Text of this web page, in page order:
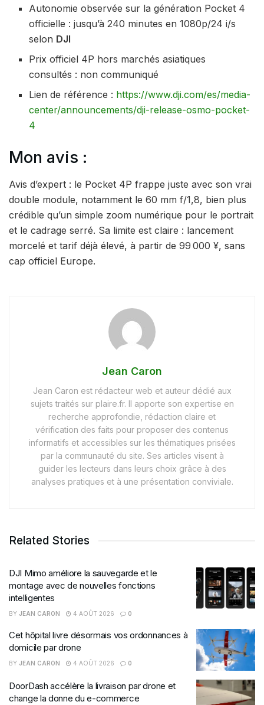
Autonomie observée sur la génération Pocket 4
officielle : jusqu’à 240 minutes en 1080p/24 i/s
selon DJI
Prix officiel 4P hors marchés asiatiques
consultés : non communiqué
Lien de référence : https://www.dji.com/es/media-
center/announcements/dji-release-osmo-pocket-
4
Mon avis :
Avis d’expert : le Pocket 4P frappe juste avec son vrai
double module, notamment le 60 mm f/1,8, bien plus
crédible qu’un simple zoom numérique pour le portrait
et le cadrage serré. Sa limite est claire : lancement
morcelé et tarif déjà élevé, à partir de 99 000 ¥, sans
cap officiel Europe.
Jean Caron
Jean Caron est rédacteur web et auteur dédié aux
sujets traités sur plaire.fr. Il apporte son expertise en
recherche approfondie, rédaction claire et
vérification des faits pour proposer des contenus
informatifs et accessibles sur les thématiques prisées
par la communauté du site. Ses articles visent à
guider les lecteurs dans leurs choix grâce à des
analyses pratiques et à une présentation conviviale.
Related Stories
DJI Mimo améliore la sauvegarde et le
montage avec de nouvelles fonctions
intelligentes
BY JEAN CARON 4 AOÛT 2026 0
Cet hôpital livre désormais vos ordonnances à
domicile par drone
BY JEAN CARON 4 AOÛT 2026 0
DoorDash accélère la livraison par drone et
change la donne du e-commerce